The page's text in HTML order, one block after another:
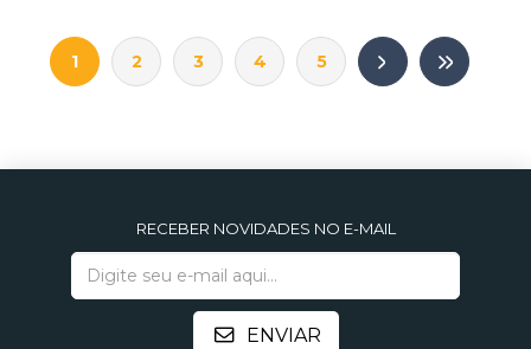
1 2 3 4 5
RECEBER NOVIDADES NO E-MAIL